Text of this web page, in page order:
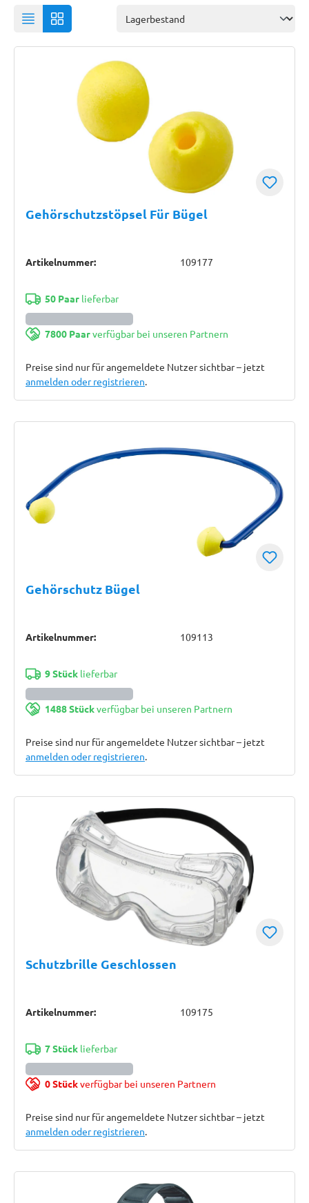
Gehörschutzstöpsel Für Bügel
Artikelnummer: 109177
50 Paarlieferbar
7800 Paarverfügbar bei unseren Partnern
Preise sind nur für angemeldete Nutzer sichtbar – jetzt
anmelden oder registrieren.
Gehörschutz Bügel
Artikelnummer: 109113
9 Stücklieferbar
1488 Stückverfügbar bei unseren Partnern
Preise sind nur für angemeldete Nutzer sichtbar – jetzt
anmelden oder registrieren.
Schutzbrille Geschlossen
Artikelnummer: 109175
7 Stücklieferbar
0 Stückverfügbar bei unseren Partnern
Preise sind nur für angemeldete Nutzer sichtbar – jetzt
anmelden oder registrieren.